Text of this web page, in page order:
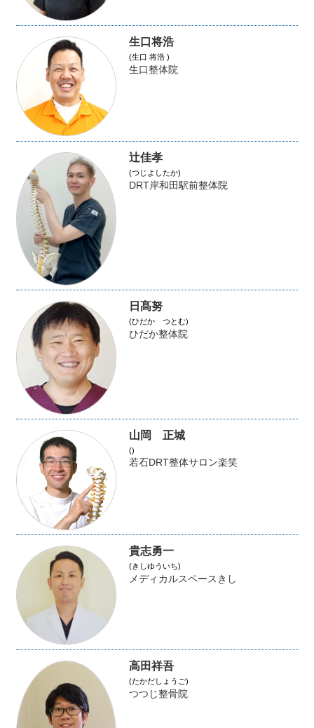
生口将浩
(生口 将浩 )
生口整体院
辻佳孝
(つじよしたか)
DRT岸和田駅前整体院
日髙努
(ひだか つとむ)
ひだか整体院
山岡 正城
()
若石DRT整体サロン楽笑
貴志勇一
(きしゆういち)
メディカルスペースきし
高田祥吾
(たかだしょうご)
つつじ整骨院